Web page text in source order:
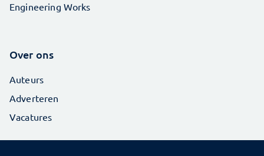
Engineering Works
Over ons
Auteurs
Adverteren
Vacatures